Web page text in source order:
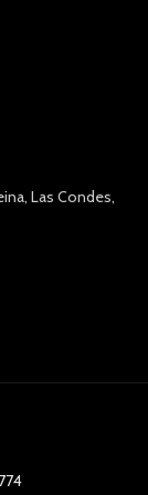
Las Condes,